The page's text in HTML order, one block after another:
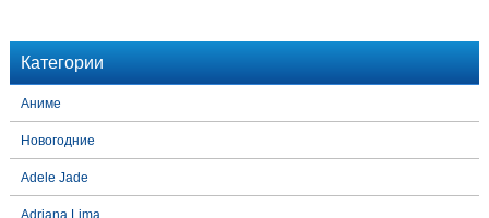
Категории
Аниме
Новогодние
Adele Jade
Adriana Lima